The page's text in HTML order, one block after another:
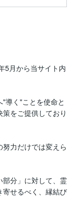
5月から当サイト内
導く"ことを使命と
をご提供しており
力だけでは変えら
分」に対して、霊
寄せるべく、縁結び